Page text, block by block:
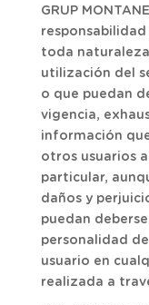
GRUP
toda
utilización del
o que puedan
vigencia,
información
otros usuarios
particular,
daños y
puedan
personalidad
usuario en
realizada a